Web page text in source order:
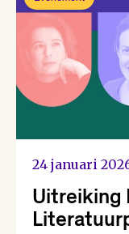
24 januari
Uitreiking